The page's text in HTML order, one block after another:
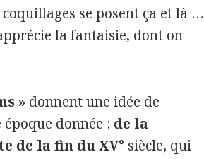
se posent ça et là …
la fantaisie, dont on
» donnent une idée de
époque donnée : de la
de la fin du XV° siècle, qui